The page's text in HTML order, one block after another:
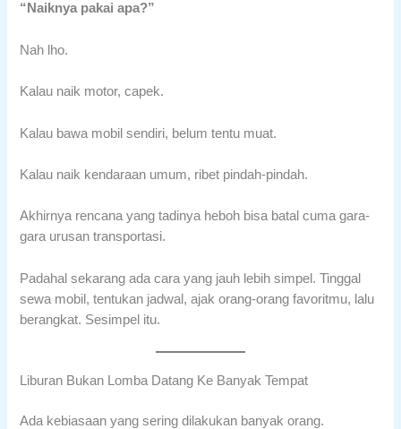
“Naiknya pakai apa?”
Nah lho.
Kalau naik motor, capek.
Kalau bawa mobil sendiri, belum tentu muat.
Kalau naik kendaraan umum, ribet pindah-pindah.
Akhirnya rencana yang tadinya heboh bisa batal cuma gara-
gara urusan transportasi.
Padahal sekarang ada cara yang jauh lebih simpel. Tinggal
sewa mobil, tentukan jadwal, ajak orang-orang favoritmu, lalu
berangkat. Sesimpel itu.
Liburan Bukan Lomba Datang Ke Banyak Tempat
Ada kebiasaan yang sering dilakukan banyak orang.